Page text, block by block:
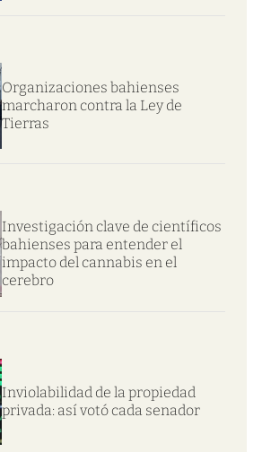
Organizaciones bahienses
marcharon contra la Ley de
Tierras
Investigación clave de científicos
bahienses para entender el
impacto del cannabis en el
cerebro
Inviolabilidad de la propiedad
privada: así votó cada senador